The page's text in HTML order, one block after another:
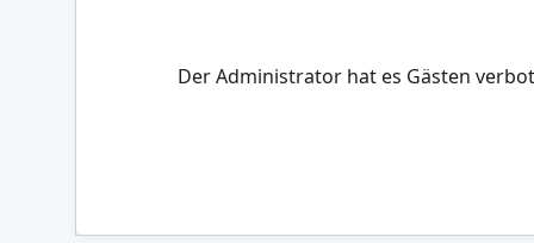
Der Administrator hat es Gästen